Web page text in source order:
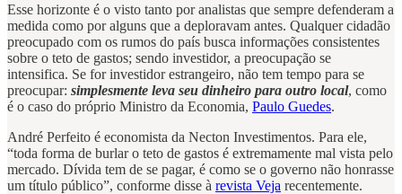
Esse horizonte é o visto tanto por analistas que sempre defenderam a
medida como por alguns que a deploravam antes. Qualquer cidadão
preocupado com os rumos do país busca informações consistentes
sobre o teto de gastos; sendo investidor, a preocupação se
intensifica. Se for investidor estrangeiro, não tem tempo para se
preocupar: simplesmente leva seu dinheiro para outro local, como
é o caso do próprio Ministro da Economia, Paulo Guedes.
André Perfeito é economista da Necton Investimentos. Para ele,
“toda forma de burlar o teto de gastos é extremamente mal vista pelo
mercado. Dívida tem de se pagar, é como se o governo não honrasse
um título público”, conforme disse à revista Veja recentemente.